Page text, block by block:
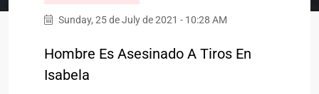
Sunday, 25 de July de 2021 - 10:28 AM
Hombre Es Asesinado A Tiros En
Isabela